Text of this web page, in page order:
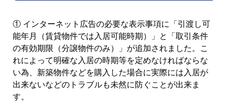
① インターネット広告の必要な表示事項に「引渡し可
能年月（賃貸物件では入居可能時期）」と「取引条件
の有効期限（分譲物件のみ）」が追加されました。こ
れによって明確な入居の時期等を定めなければならな
い為、新築物件などを購入した場合に実際には入居が
出来ないなどのトラブルも未然に防ぐことが出来ま
す。